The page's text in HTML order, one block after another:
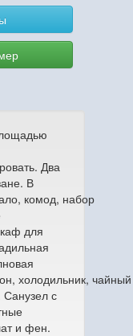
Два
В
комод, набор
для
холодильник, чайный
Санузел с
и фен.